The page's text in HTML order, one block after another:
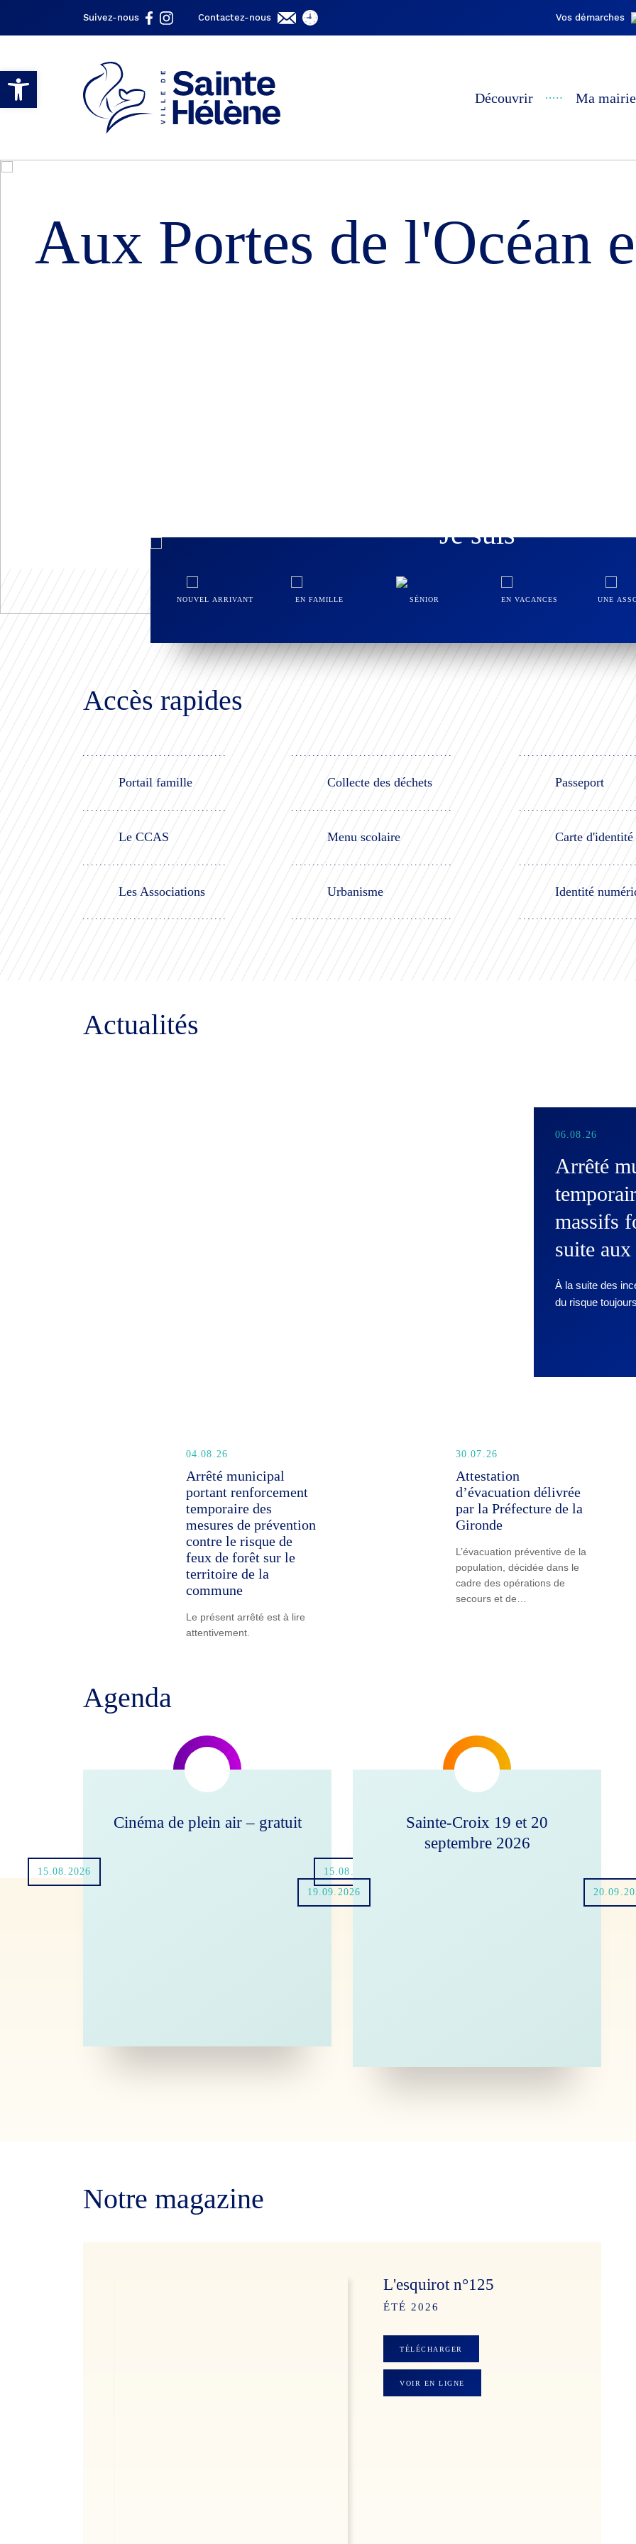
Ouvrir la barre d’outils
Suivez-nous Contactez-nous Vos démarches
Découvrir Ma mairie
Aux Portes de l'Océan
Je suis
NOUVEL ARRIVANT EN FAMILLE SÉNIOR EN VACANCES UNE
Accès rapides
Portail famille
Le CCAS
Les Associations
Collecte des déchets
Menu scolaire
Urbanisme
Passeport
Carte d'identité
Identité
Actualités
06.08.26
Arrêté
massifs
suite
À la suite des
du risque
04.08.26
Arrêté municipal
portant renforcement
temporaire des
mesures de prévention
contre le risque de
feux de forêt sur le
territoire de la
commune
Le présent arrêté est à lire
attentivement.
30.07.26
Attestation
d’évacuation délivrée
par la Préfecture de la
Gironde
L’évacuation préventive de la
population, décidée dans le
cadre des opérations de
secours et de…
Agenda
Cinéma de plein air – gratuit
15.08.2026 15.08.2026
Sainte-Croix 19 et 20
septembre 2026
19.09.2026
Notre magazine
L'esquirot n°125
ÉTÉ 2026
TÉLÉCHARGER
VOIR EN LIGNE